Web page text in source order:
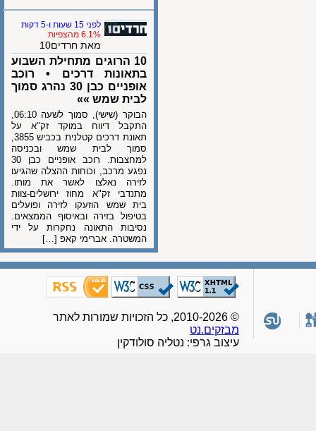
לפני 15 שעות ו-5 דקות
6.1% מהצפיות
מאת חרדים10
10 הרוגים מתחילת השבוע
בתאונות דרכים • רוכב
אופניים כבן 30 נהרג סמוך
לבית שמש »»
הבוקר (שישי), סמוך לשעה 06:10,
התקבל דיווח במוקד זק"א על
תאונת דרכים קטלנית בכביש 3855,
סמוך לבית שמש ובכניסה
למחצבות. רוכב אופניים כבן 30
נפגע מרכב, וכוחות ההצלה שהגיעו
לזירה נאלצו לאשר את מותו.
מתנדבי זק"א מחוז ירושלים-צוות
בית שמש הוזעקו לזירה ופועלים
בטיפול בזירה ובאיסוף הממצאים.
נסיבות התאונה נחקרות על ידי
המשטרה. אברימי קאפ […]
מבזקים.נט
עיצוב גרפי: נטליה סולודקין